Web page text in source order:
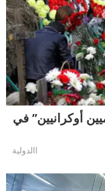
أوكرانيين” في
االدولية